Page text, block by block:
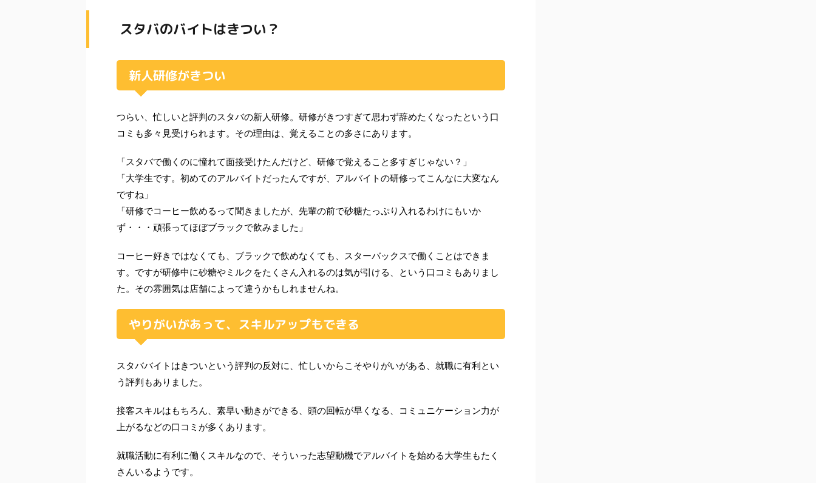
スタバのバイトはきつい？
新人研修がきつい
つらい、忙しいと評判のスタバの新人研修。研修がきつすぎて思わず辞めたくなったという口
コミも多々見受けられます。その理由は、覚えることの多さにあります。
「スタバで働くのに憧れて面接受けたんだけど、研修で覚えること多すぎじゃない？」
「大学生です。初めてのアルバイトだったんですが、アルバイトの研修ってこんなに大変なん
ですね」
「研修でコーヒー飲めるって聞きましたが、先輩の前で砂糖たっぷり入れるわけにもいか
ず・・・頑張ってほぼブラックで飲みました」
コーヒー好きではなくても、ブラックで飲めなくても、スターバックスで働くことはできま
す。ですが研修中に砂糖やミルクをたくさん入れるのは気が引ける、という口コミもありまし
た。その雰囲気は店舗によって違うかもしれませんね。
やりがいがあって、スキルアップもできる
スタババイトはきついという評判の反対に、忙しいからこそやりがいがある、就職に有利とい
う評判もありました。
接客スキルはもちろん、素早い動きができる、頭の回転が早くなる、コミュニケーション力が
上がるなどの口コミが多くあります。
就職活動に有利に働くスキルなので、そういった志望動機でアルバイトを始める大学生もたく
さんいるようです。